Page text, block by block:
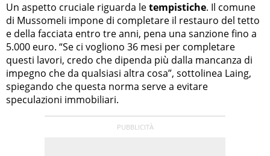
Un aspetto cruciale riguarda letempistiche. Il comune
di Mussomeli impone di completare il restauro del tetto
e della facciata entro tre anni, pena una sanzione fino a
5.000 euro. “Se ci vogliono 36 mesi per completare
questi lavori, credo che dipenda più dalla mancanza di
impegno che da qualsiasi altra cosa”, sottolinea Laing,
spiegando che questa norma serve a evitare
speculazioni immobiliari.